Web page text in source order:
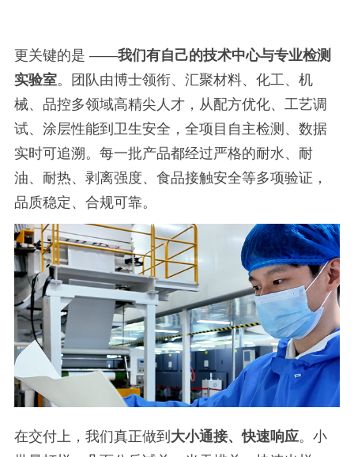
更关键的是 ——我们有自己的技术中心与专业检测
实验室。团队由博士领衔、汇聚材料、化工、机
械、品控多领域高精尖人才，从配方优化、工艺调
试、涂层性能到卫生安全，全项目自主检测、数据
实时可追溯。每一批产品都经过严格的耐水、耐
油、耐热、剥离强度、食品接触安全等多项验证，
品质稳定、合规可靠。
在交付上，我们真正做到 大小通接、快速响应。小